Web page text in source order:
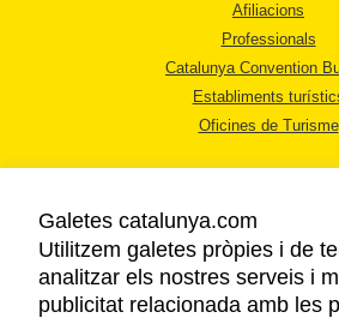
Afiliacions
Professionals
Catalunya Convention
Establiments
Oficines de Turisme
AVÍS LEGAL
Galetes catalunya.com
Utilitzem galetes pròpies i de
analitzar els nostres serveis i
publicitat relacionada amb les